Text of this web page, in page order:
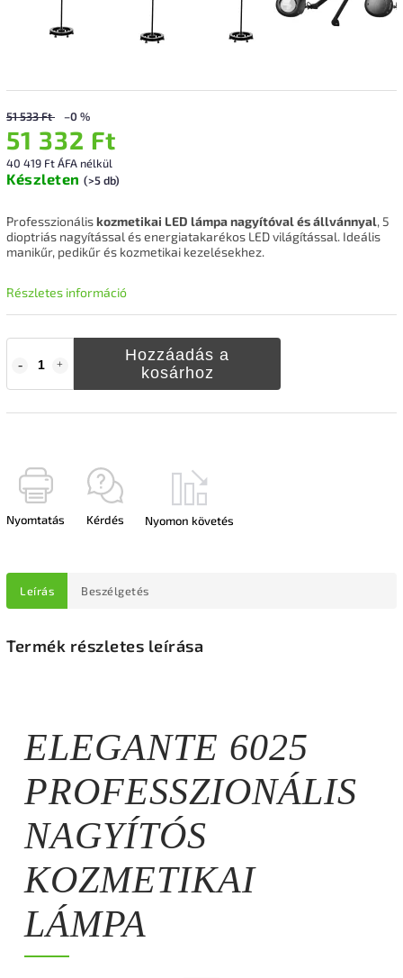
51 533 Ft –0 %
51 332 Ft
40 419 Ft ÁFA nélkül
Készleten (>5 db)
Hozzáadás a
kosárhoz
Professzionáliskozmetikai LED lámpa nagyítóval és állvánnyal, 5
dioptriás nagyítással és energiatakarékos LED világítással. Ideális
manikűr, pedikűr és kozmetikai kezelésekhez.
Részletes információ
Nyomtatás Kérdés Nyomon követés
Leírás Beszélgetés
Termék részletes leírása
ELEGANTE 6025
PROFESSZIONÁLIS
NAGYÍTÓS
KOZMETIKAI
LÁMPA